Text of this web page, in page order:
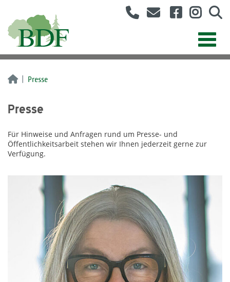
Presse
Presse
Für Hinweise und Anfragen rund um Presse- und
Öffentlichkeitsarbeit stehen wir Ihnen jederzeit gerne zur
Verfügung.